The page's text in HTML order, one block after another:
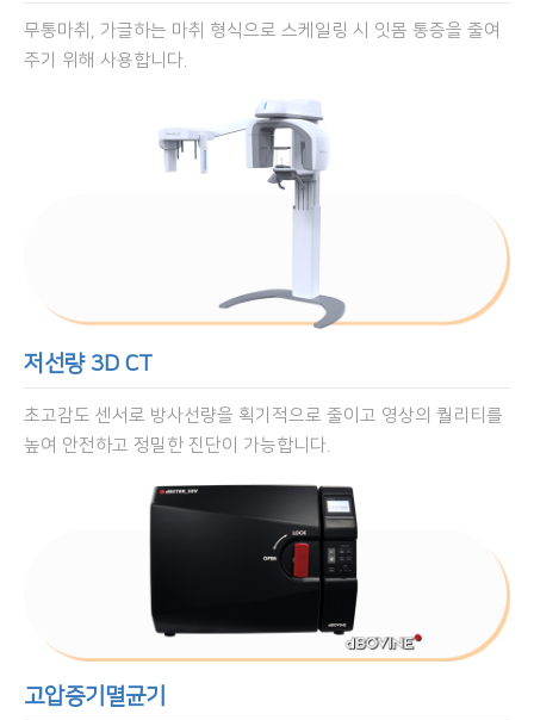
무통마취, 가글하는 마취 형식으로 스케일링 시 잇몸 통증을 줄여
주기 위해 사용합니다.
저선량 3D CT
초고감도 센서로 방사선량을 획기적으로 줄이고 영상의 퀄리티를
높여 안전하고 정밀한 진단이 가능합니다.
고압증기멸균기